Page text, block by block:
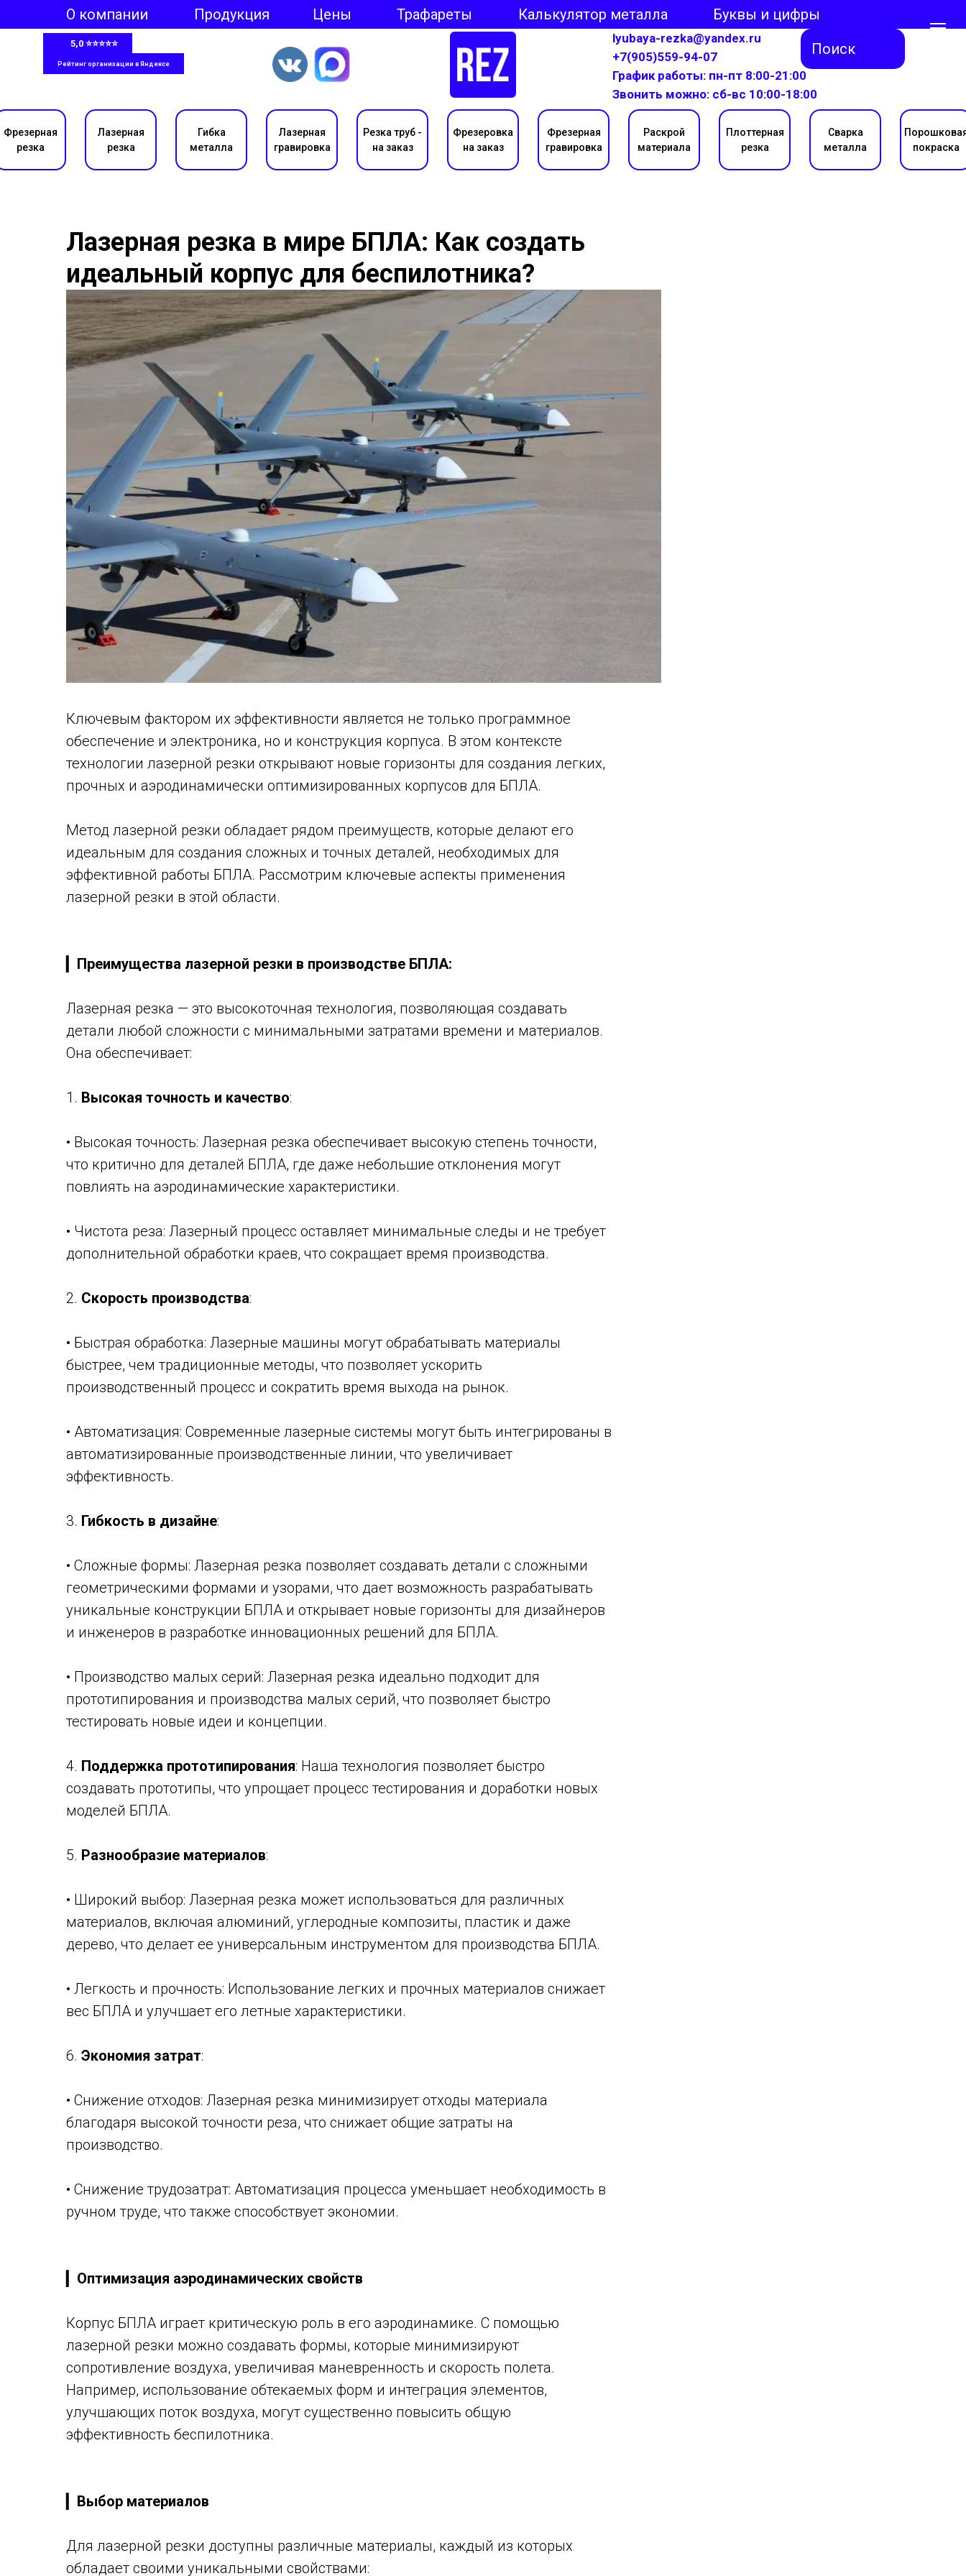
О компании Цены Трафареты Калькулятор металла Буквы и цифры
Продукция
lyubaya-rezka@yandex.ru
Поиск
+7(905)559-94-07
График работы: пн-пт 8:00-21:00
Звонить можно: сб-вс 10:00-18:00
Фрезерная
резка
Лазерная
резка
Фрезеровка
на заказ
Гибка
металла
Лазерная
гравировка
Резка труб -
на заказ
Плоттерная
резка
Сварка
металла
покраска
Фрезерная
гравировка
Раскрой
материала
Лазерная резка в мире БПЛА: Как создать
идеальный корпус для беспилотника?
Ключевым фактором их эффективности является не только программное
обеспечение и электроника, но и конструкция корпуса. В этом контексте
технологии лазерной резки открывают новые горизонты для создания легких,
прочных и аэродинамически оптимизированных корпусов для БПЛА.
Метод лазерной резки обладает рядом преимуществ, которые делают его
идеальным для создания сложных и точных деталей, необходимых для
эффективной работы БПЛА. Рассмотрим ключевые аспекты применения
лазерной резки в этой области.
Преимущества лазерной резки в производстве БПЛА:
Лазерная резка — это высокоточная технология, позволяющая создавать
детали любой сложности с минимальными затратами времени и материалов.
Она обеспечивает:
1. Высокая точность и качество:
• Высокая точность: Лазерная резка обеспечивает высокую степень точности,
что критично для деталей БПЛА, где даже небольшие отклонения могут
повлиять на аэродинамические характеристики.
• Чистота реза: Лазерный процесс оставляет минимальные следы и не требует
дополнительной обработки краев, что сокращает время производства.
2. Скорость производства:
• Быстрая обработка: Лазерные машины могут обрабатывать материалы
быстрее, чем традиционные методы, что позволяет ускорить
производственный процесс и сократить время выхода на рынок.
• Автоматизация: Современные лазерные системы могут быть интегрированы в
автоматизированные производственные линии, что увеличивает
эффективность.
3. Гибкость в дизайне:
• Сложные формы: Лазерная резка позволяет создавать детали с сложными
геометрическими формами и узорами, что дает возможность разрабатывать
уникальные конструкции БПЛА и открывает новые горизонты для дизайнеров
и инженеров в разработке инновационных решений для БПЛА.
• Производство малых серий: Лазерная резка идеально подходит для
прототипирования и производства малых серий, что позволяет быстро
тестировать новые идеи и концепции.
4. Поддержка прототипирования: Наша технология позволяет быстро
создавать прототипы, что упрощает процесс тестирования и доработки новых
моделей БПЛА.
5. Разнообразие материалов:
• Широкий выбор: Лазерная резка может использоваться для различных
материалов, включая алюминий, углеродные композиты, пластик и даже
дерево, что делает ее универсальным инструментом для производства БПЛА.
• Легкость и прочность: Использование легких и прочных материалов снижает
вес БПЛА и улучшает его летные характеристики.
6. Экономия затрат:
• Снижение отходов: Лазерная резка минимизирует отходы материала
благодаря высокой точности реза, что снижает общие затраты на
производство.
• Снижение трудозатрат: Автоматизация процесса уменьшает необходимость в
ручном труде, что также способствует экономии.
Оптимизация аэродинамических свойств
Корпус БПЛА играет критическую роль в его аэродинамике. С помощью
лазерной резки можно создавать формы, которые минимизируют
сопротивление воздуха, увеличивая маневренность и скорость полета.
Например, использование обтекаемых форм и интеграция элементов,
улучшающих поток воздуха, могут существенно повысить общую
эффективность беспилотника.
Выбор материалов
Для лазерной резки доступны различные материалы, каждый из которых
обладает своими уникальными свойствами:
5,0 ⭐⭐⭐⭐⭐
Рейтинг организации в Яндексе